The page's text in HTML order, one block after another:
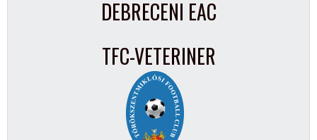
DEBRECENI EAC
TFC-VETERINER